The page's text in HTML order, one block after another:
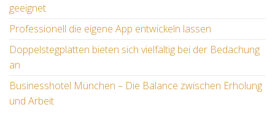
geeignet
Professionell die eigene App entwickeln lassen
Doppelstegplatten bieten sich vielfältig bei der Bedachung
an
Businesshotel München – Die Balance zwischen Erholung
und Arbeit